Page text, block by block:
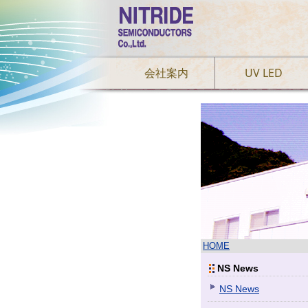
会社案内 UV LED
HOME
NS News
NS News